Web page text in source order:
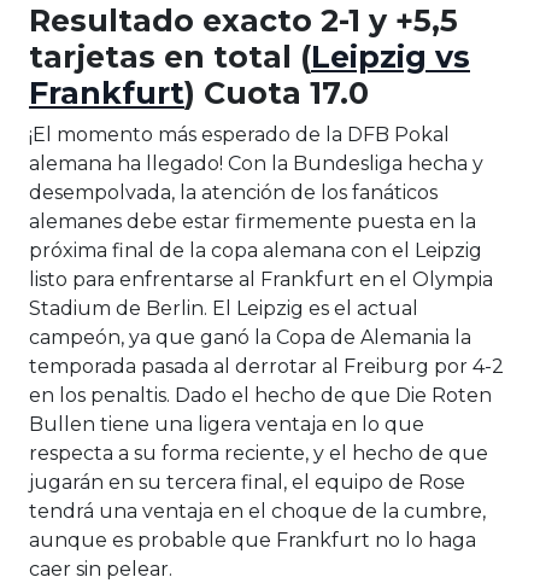
Resultado exacto 2-1 y +5,5
tarjetas en total (Leipzig vs
Frankfurt) Cuota 17.0
¡El momento más esperado de la DFB Pokal
alemana ha llegado! Con la Bundesliga hecha y
desempolvada, la atención de los fanáticos
alemanes debe estar firmemente puesta en la
próxima final de la copa alemana con el Leipzig
listo para enfrentarse al Frankfurt en el Olympia
Stadium de Berlin. El Leipzig es el actual
campeón, ya que ganó la Copa de Alemania la
temporada pasada al derrotar al Freiburg por 4-2
en los penaltis. Dado el hecho de que Die Roten
Bullen tiene una ligera ventaja en lo que
respecta a su forma reciente, y el hecho de que
jugarán en su tercera final, el equipo de Rose
tendrá una ventaja en el choque de la cumbre,
aunque es probable que Frankfurt no lo haga
caer sin pelear.